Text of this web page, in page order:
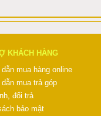
KHÁCH HÀNG
mua hàng online
mua trả góp
đổi trả
bảo mật